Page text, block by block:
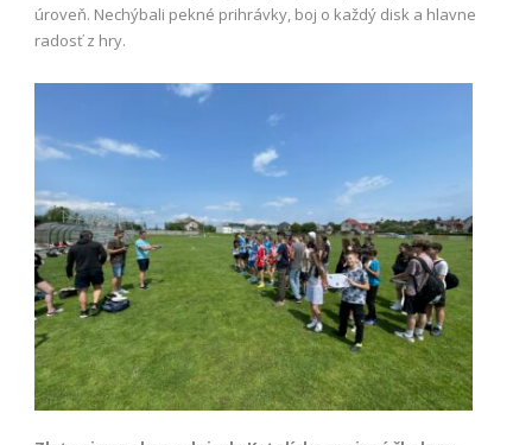
úroveň. Nechýbali pekné prihrávky, boj o každý disk a hlavne
radosť z hry.